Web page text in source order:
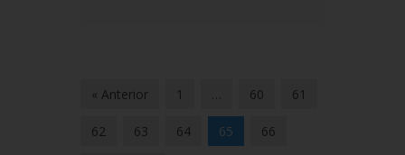
« Anterior 1 … 60 61
62 63 64 65 66